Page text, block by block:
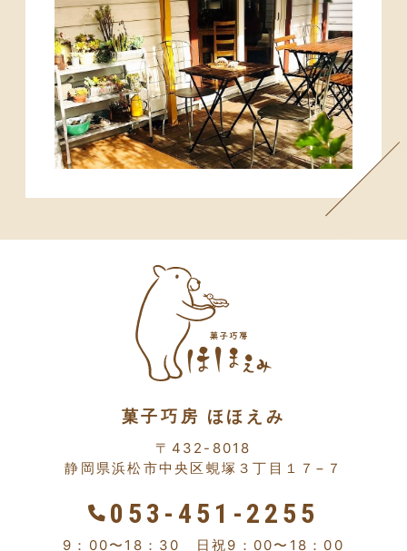
菓子巧房 ほほえみ
〒432-8018
静岡県浜松市中央区蜆塚３丁目１７−７
053-451-2255
9：00〜18：30 日祝9：00〜18：00